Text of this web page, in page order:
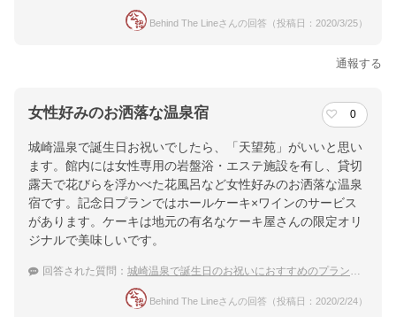
Behind The Lineさんの回答（投稿日：2020/3/25）
通報する
女性好みのお洒落な温泉宿 0
城崎温泉で誕生日お祝いでしたら、「天望苑」がいいと思い
ます。館内には女性専用の岩盤浴・エステ施設を有し、貸切
露天で花びらを浮かべた花風呂など女性好みのお洒落な温泉
宿です。記念日プランではホールケーキ×ワインのサービス
があります。ケーキは地元の有名なケーキ屋さんの限定オリ
ジナルで美味しいです。
回答された質問： 城崎温泉で誕生日のお祝いにおすすめのプランがある宿は？
Behind The Lineさんの回答（投稿日：2020/2/24）